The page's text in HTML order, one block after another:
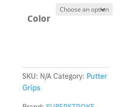
Color
SKU: N/A Category: Putter
Grips